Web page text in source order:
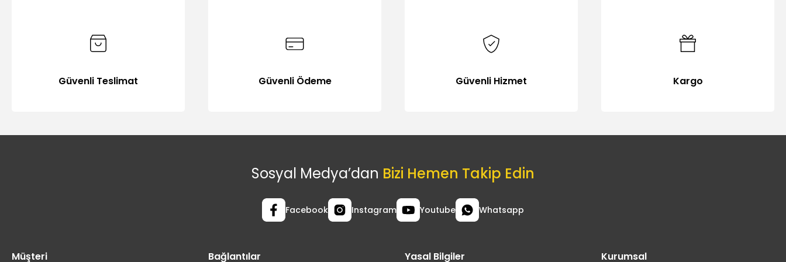
Güvenli Teslimat Güvenli Ödeme Güvenli Hizmet Kargo
Sosyal Medya’dan Bizi Hemen Takip Edin
Facebook Instagram Youtube Whatsapp
Müşteri Bağlantılar Yasal Bilgiler Kurumsal